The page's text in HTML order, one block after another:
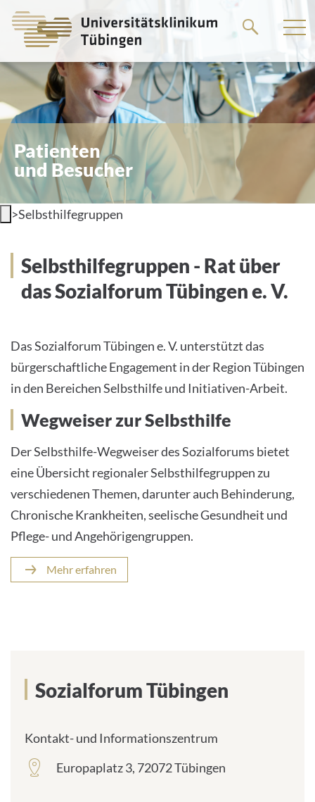
Springe
zum
Patienten
und Besucher
>Selbsthilfegruppen
Selbsthilfegruppen - Rat über
das Sozialforum Tübingen e. V.
Das Sozialforum Tübingen e. V. unterstützt das
bürgerschaftliche Engagement in der Region Tübingen
in den Bereichen Selbsthilfe und Initiativen-Arbeit.
Wegweiser zur Selbsthilfe
Der Selbsthilfe-Wegweiser des Sozialforums bietet
eine Übersicht regionaler Selbsthilfegruppen zu
verschiedenen Themen, darunter auch Behinderung,
Chronische Krankheiten, seelische Gesundheit und
Pflege- und Angehörigengruppen.
Mehr erfahren
Sozialforum Tübingen
Kontakt- und Informationszentrum
frontend.sr-
Europaplatz 3, 72072 Tübingen